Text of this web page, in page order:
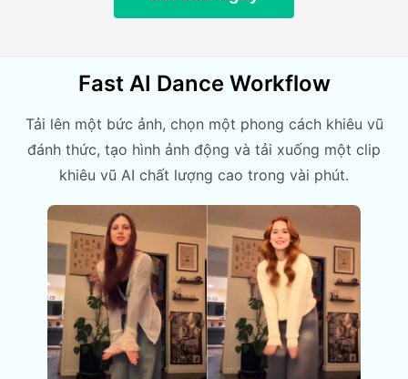
Fast AI Dance Workflow
Tải lên một bức ảnh, chọn một phong cách khiêu vũ
đánh thức, tạo hình ảnh động và tải xuống một clip
khiêu vũ AI chất lượng cao trong vài phút.